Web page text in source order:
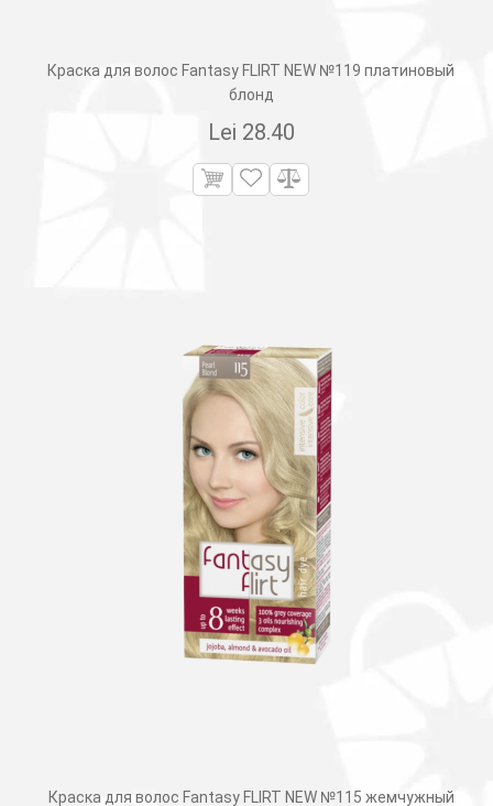
Краска для волос Fantasy FLIRT NEW №119 платиновый
блонд
Lei 28.40
Краска для волос Fantasy FLIRT NEW №115 жемчужный